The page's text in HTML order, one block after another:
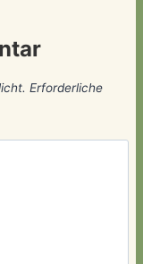
Erforderliche